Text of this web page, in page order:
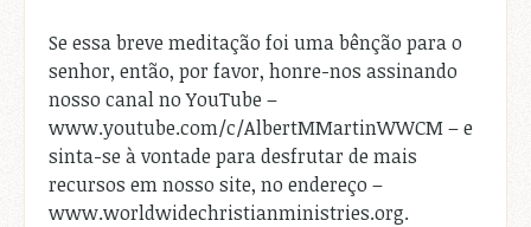
Se essa breve meditação foi uma bênção para o
senhor, então, por favor, honre-nos assinando
nosso canal no YouTube –
www.youtube.com/c/AlbertMMartinWWCM – e
sinta-se à vontade para desfrutar de mais
recursos em nosso site, no endereço –
www.worldwidechristianministries.org.